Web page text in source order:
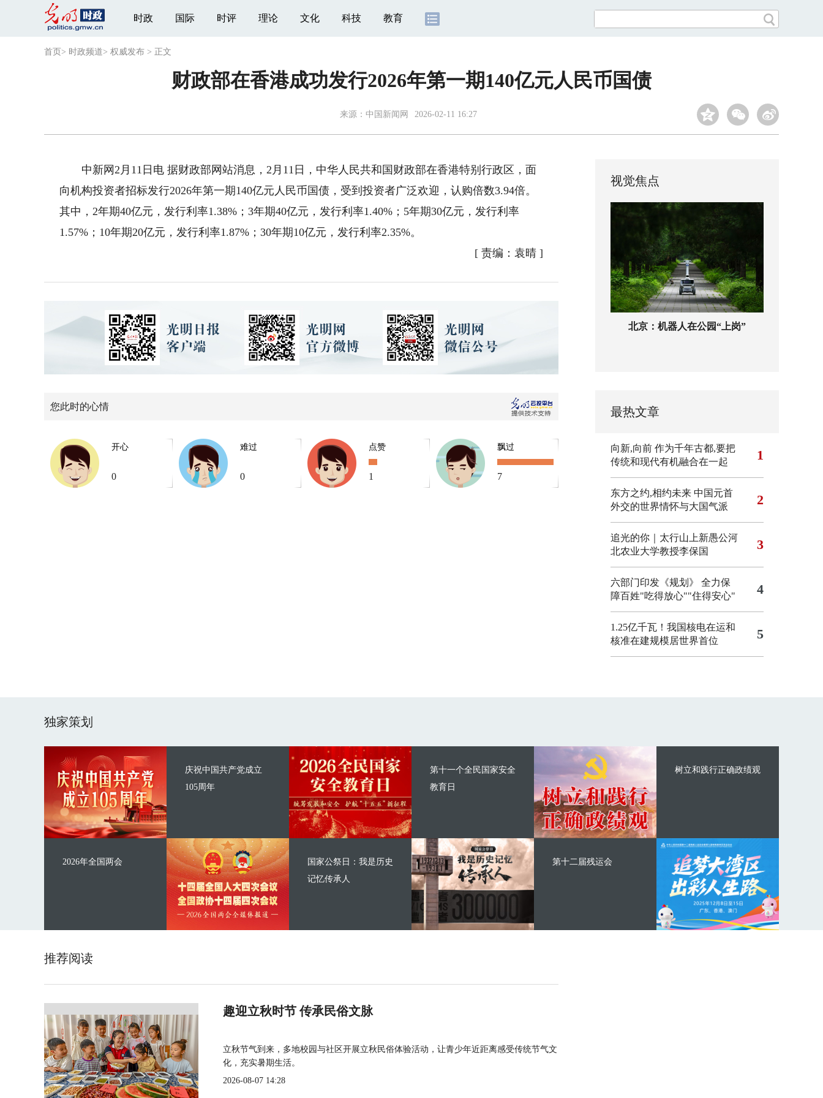
时政 国际 时评 理论 文化 科技 教育
首页 > 时政频道> 权威发布 > 正文
财政部在香港成功发行2026年第一期140亿元人民币国债
来源： 中国新闻网 2026-02-11 16:27
中新网2月11日电 据财政部网站消息，2月11日，中华人民共和国财政部在香港特别行政区，面
向机构投资者招标发行2026年第一期140亿元人民币国债，受到投资者广泛欢迎，认购倍数3.94倍。
其中，2年期40亿元，发行利率1.38%；3年期40亿元，发行利率1.40%；5年期30亿元，发行利率
1.57%；10年期20亿元，发行利率1.87%；30年期10亿元，发行利率2.35%。
[ 责编：袁晴 ]
您此时的心情
开心
0
难过
0
点赞
1
飘过
7
视觉焦点
北京：机器人在公园“上岗”
最热文章
向新,向前 作为千年古都,要把
传统和现代有机融合在一起
1
东方之约,相约未来 中国元首
外交的世界情怀与大国气派
2
追光的你｜太行山上新愚公河
北农业大学教授李保国
3
六部门印发《规划》 全力保
障百姓"吃得放心""住得安心"
4
1.25亿千瓦！我国核电在运和
核准在建规模居世界首位
5
独家策划
庆祝中国共产党成立
105周年
2026年全国两会
第十一个全民国家安全
教育日
国家公祭日：我是历史
记忆传承人
树立和践行正确政绩观
第十二届残运会
推荐阅读
趣迎立秋时节 传承民俗文脉
立秋节气到来，多地校园与社区开展立秋民俗体验活动，让青少年近距离感受传统节气文
化，充实暑期生活。
2026-08-07 14:28